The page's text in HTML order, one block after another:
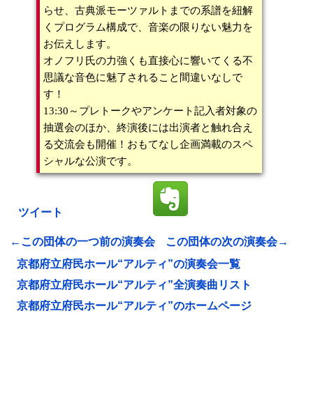
らせ、古典派モーツァルトまでの系譜を紐解
くプログラム構成で、音楽の限りない魅力を
お伝えします。
オノフリ氏の力強くも直接心に響いてくる不
思議な音色に魅了されること間違いなしで
す！
13:30～プレトークやアンケート記入者対象の
抽選会のほか、終演後には出演者と触れ合え
る交流会も開催！おもてなし企画満載のスペ
シャルな公演です。
ツイート
←この団体の一つ前の演奏会
この団体の次の演奏会→
京都府立府民ホール“アルティ”の演奏会一覧
京都府立府民ホール“アルティ”全演奏曲リスト
京都府立府民ホール“アルティ”のホームページ